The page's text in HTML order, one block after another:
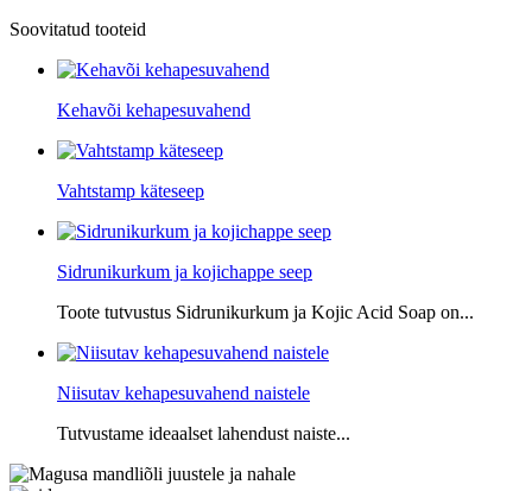
Soovitatud tooteid
Kehavõi kehapesuvahend
Vahtstamp käteseep
Sidrunikurkum ja kojichappe seep
Toote tutvustus Sidrunikurkum ja Kojic Acid Soap on...
Niisutav kehapesuvahend naistele
Tutvustame ideaalset lahendust naiste...